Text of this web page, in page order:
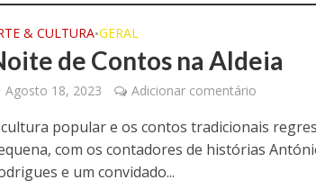
& CULTURA•GERAL
de Contos na Aldeia
Agosto 18, 2023 Adicionar comentário
popular e os contos tradicionais
com os contadores de histórias
e um convidado...